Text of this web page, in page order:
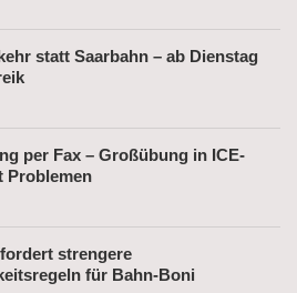
statt Saarbahn – ab Dienstag
per Fax – Großübung in ICE-
Problemen
strengere
für Bahn-Boni